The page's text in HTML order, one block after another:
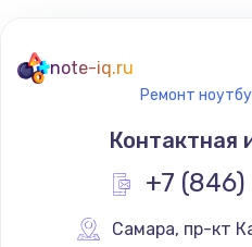
note-iq.ru
Ремонт
Контактная
+7
Самара, пр-кт